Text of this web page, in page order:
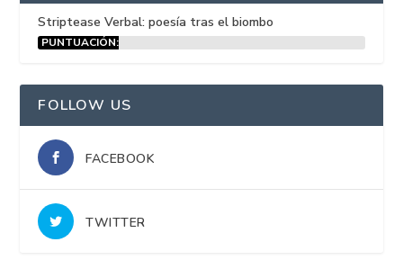
Striptease Verbal: poesía tras el biombo
PUNTUACIÓN:
FOLLOW US
FACEBOOK
TWITTER